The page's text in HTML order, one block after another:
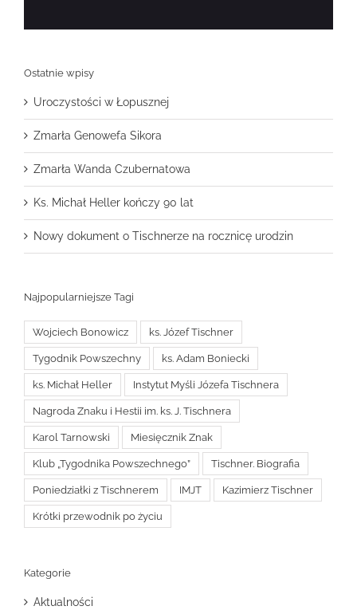
Ostatnie wpisy
Uroczystości w Łopusznej
Zmarła Genowefa Sikora
Zmarła Wanda Czubernatowa
Ks. Michał Heller kończy 90 lat
Nowy dokument o Tischnerze na rocznicę urodzin
Najpopularniejsze Tagi
Wojciech Bonowicz ks. Józef Tischner
Tygodnik Powszechny ks. Adam Boniecki
ks. Michał Heller Instytut Myśli Józefa Tischnera
Nagroda Znaku i Hestii im. ks. J. Tischnera
Karol Tarnowski Miesięcznik Znak
Klub „Tygodnika Powszechnego” Tischner. Biografia
Poniedziałki z Tischnerem IMJT Kazimierz Tischner
Krótki przewodnik po życiu
Kategorie
Aktualności